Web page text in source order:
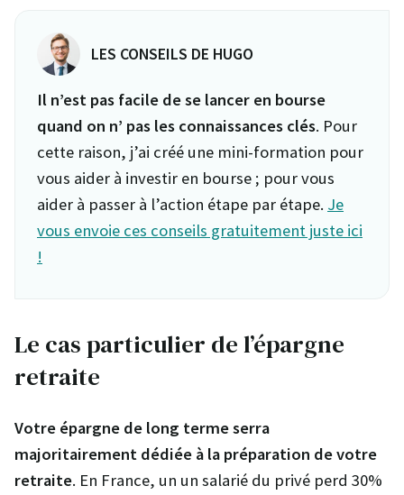
LES CONSEILS DE HUGO
Il n’est pas facile de se lancer en bourse
quand on n’ pas les connaissances clés. Pour
cette raison, j’ai créé une mini-formation pour
vous aider à investir en bourse ; pour vous
aider à passer à l’action étape par étape. Je
vous envoie ces conseils gratuitement juste ici
!
Le cas particulier de l’épargne
retraite
Votre épargne de long terme serra
majoritairement dédiée à la préparation de votre
retraite. En France, un un salarié du privé perd 30%